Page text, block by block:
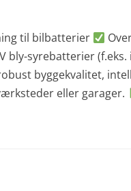
til bilbatterier
bly-syrebatterier (f.eks.
byggekvalitet,
eller garager.